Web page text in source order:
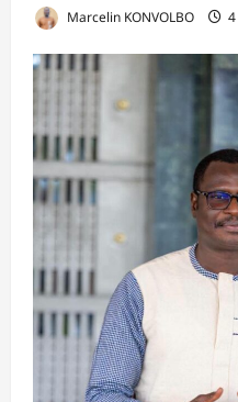
Marcelin KONVOLBO